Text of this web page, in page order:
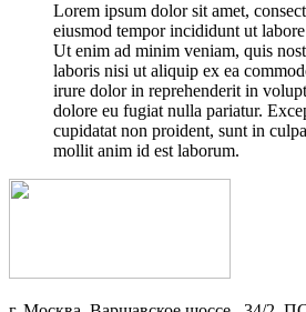
Lorem ipsum dolor sit amet,
eiusmod tempor incididunt ut
Ut enim ad minim veniam, quis
laboris nisi ut aliquip ex ea
irure dolor in reprehenderit in
dolore eu fugiat nulla pariatur.
cupidatat non proident, sunt in
mollit anim id est laborum.